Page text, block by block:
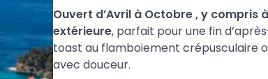
Ouvert d’Avril à Octobre , y compris
extérieure, parfait pour une fin
toast au flamboiement crépusculaire
avec douceur.